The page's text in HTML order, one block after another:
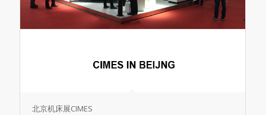
北京机床展CIMES